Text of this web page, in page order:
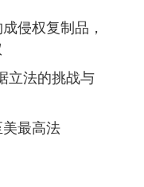
侵权复制品，
立法的挑战与
最高法